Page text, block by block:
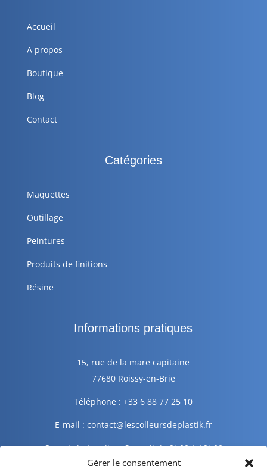
Gérer le consentement
Accueil
A propos
Boutique
Blog
Contact
Catégories
Maquettes
Outillage
Peintures
Produits de finitions
Résine
Informations pratiques
15, rue de la mare capitaine
77680 Roissy-en-Brie
Téléphone : +33 6 88 77 25 10
E-mail : contact@lescolleursdeplastik.fr
Ouvert du Lundi au Samedi de 9h00 à 19h00